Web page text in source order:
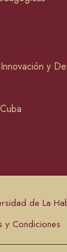
y
de La
y Condiciones